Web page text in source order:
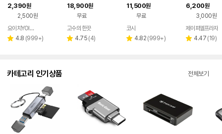
G-CR300
2,390원
2,500원
페이
요이치YOITCH
별 4.8 리
(999+)
카드리더기
18,900원
무료
고수의 한끗
별 4.75 리
(4)
이블 자동인식 카드리
더기 색상랜덤 CR981
11,500원
무료
코시
별 4.82 리
(999+)
MicroSD 노트
6,200원
3,000원
제이피엘프라자
별 4.47 리
(19)
카테고리 인기상품 전체보기